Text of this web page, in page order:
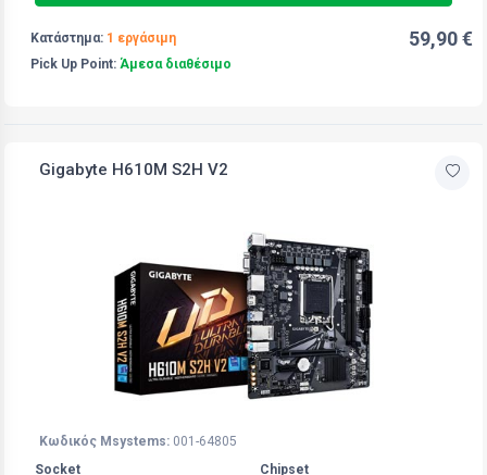
Κατάστημα: 1 εργάσιμη
Pick Up Point: Άμεσα διαθέσιμο
59,90 €
Gigabyte H610M S2H V2
Κωδικός Msystems: 001-64805
Socket
Chipset